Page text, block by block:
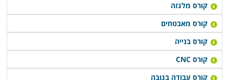
קורס מלגזה
קורס מאבטחים
קורס בנייה
קורס CNC
קורס עבודה בגובה